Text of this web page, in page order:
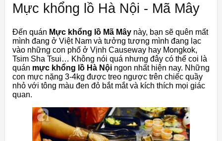
Mực khổng lồ Hà Nội - Mã Mây
Đến quán Mực khổng lồ Mã Mây này, bạn sẽ quên mất
mình đang ở Việt Nam và tưởng tượng mình đang lạc
vào những con phố ở Vịnh Causeway hay Mongkok,
Tsim Sha Tsui… Không nói quá nhưng đây có thể coi là
quán mực khổng lồ Hà Nội ngon nhất hiện nay. Những
con mực nặng 3-4kg được treo ngược trên chiếc quầy
nhỏ với tông màu đen đỏ bắt mắt và kích thích mọi giác
quan.